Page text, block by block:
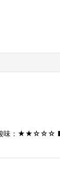
酸味：★★☆☆☆